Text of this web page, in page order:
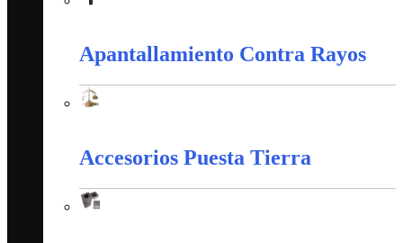
Apantallamiento Contra Rayos
Accesorios Puesta Tierra